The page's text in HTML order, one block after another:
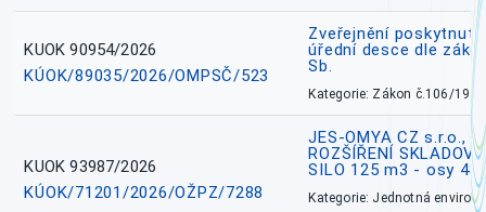
KUOK 90954/2026
KÚOK/89035/2026/OMPSČ/523
Zveřejnění
úřední desce dle
Sb.
Kategorie: Zákon č.106/1999
KUOK 93987/2026
KÚOK/71201/2026/OŽPZ/7288
JES-OMYA CZ s.r.o.,
ROZŠÍŘENÍ
SILO 125 m3 - osy
Kategorie: Jednotná